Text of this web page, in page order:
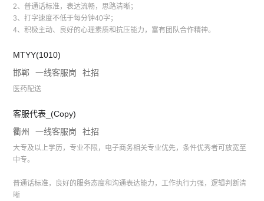
2、普通话标准，表达流畅，思路清晰；
3、打字速度不低于每分钟40字；
4、积极主动、良好的心理素质和抗压能力，富有团队合作精神。
MTYY(1010)
邯郸
一线客服岗 社招
医药配送
客服代表_(Copy)
衢州
一线客服岗 社招
大专及以上学历，专业不限，电子商务相关专业优先，条件优秀者可放宽至
中专。
普通话标准，良好的服务态度和沟通表达能力，工作执行力强，逻辑判断清
晰